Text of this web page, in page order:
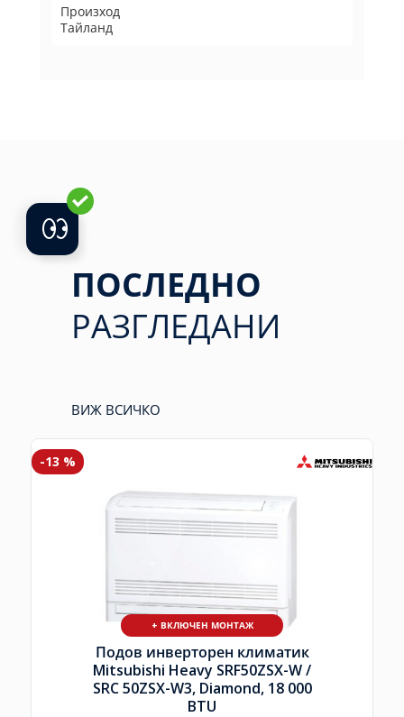
Произход
Тайланд
ПОСЛЕДНО
РАЗГЛЕДАНИ
ВИЖ ВСИЧКО
-13 %
+ ВКЛЮЧЕН МОНТАЖ
Подов инверторен климатик
Mitsubishi Heavy SRF50ZSX-W /
SRC 50ZSX-W3, Diamond, 18 000
BTU